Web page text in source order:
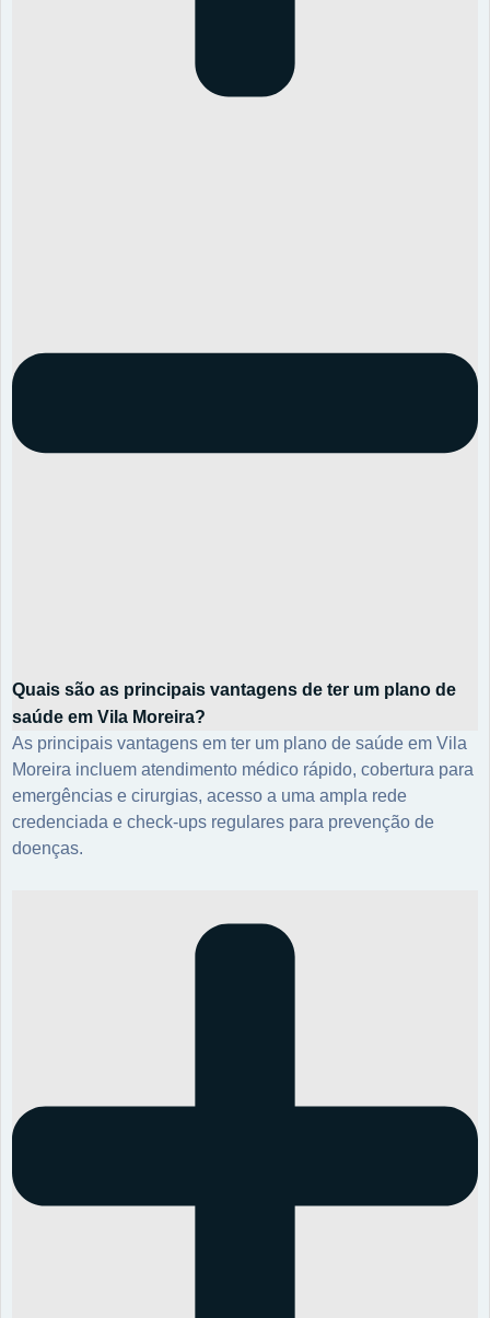
Quais são as principais vantagens de ter um plano de
saúde em Vila Moreira?
As principais vantagens em ter um plano de saúde em Vila
Moreira incluem atendimento médico rápido, cobertura para
emergências e cirurgias, acesso a uma ampla rede
credenciada e check-ups regulares para prevenção de
doenças.